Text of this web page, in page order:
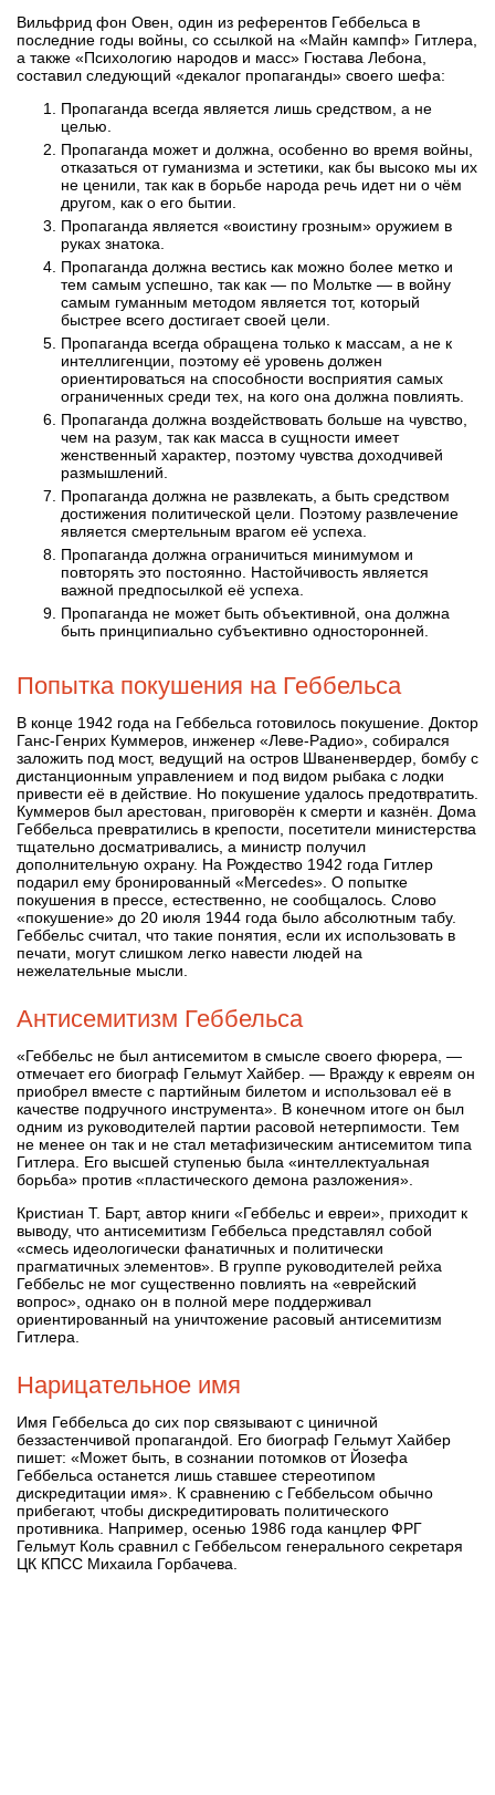
Вильфрид фон Овен, один из референтов Геббельса в
последние годы войны, со ссылкой на «Майн кампф» Гитлера,
а также «Психологию народов и масс» Гюстава Лебона,
составил следующий «декалог пропаганды» своего шефа:
Пропаганда всегда является лишь средством, а не
целью.
Пропаганда может и должна, особенно во время войны,
отказаться от гуманизма и эстетики, как бы высоко мы их
не ценили, так как в борьбе народа речь идет ни о чём
другом, как о его бытии.
Пропаганда является «воистину грозным» оружием в
руках знатока.
Пропаганда должна вестись как можно более метко и
тем самым успешно, так как — по Мольтке — в войну
самым гуманным методом является тот, который
быстрее всего достигает своей цели.
Пропаганда всегда обращена только к массам, а не к
интеллигенции, поэтому её уровень должен
ориентироваться на способности восприятия самых
ограниченных среди тех, на кого она должна повлиять.
Пропаганда должна воздействовать больше на чувство,
чем на разум, так как масса в сущности имеет
женственный характер, поэтому чувства доходчивей
размышлений.
Пропаганда должна не развлекать, а быть средством
достижения политической цели. Поэтому развлечение
является смертельным врагом её успеха.
Пропаганда должна ограничиться минимумом и
повторять это постоянно. Настойчивость является
важнoй предпосылкой её успеха.
Пропаганда не может быть объективной, она должна
быть принципиально субъективно односторонней.
Попытка покушения на Геббельса
В конце 1942 года на Геббельса готовилось покушение. Доктор
Ганс-Генрих Куммеров, инженер «Леве-Радио», собирался
заложить под мост, ведущий на остров Шваненвердер, бомбу с
дистанционным управлением и под видом рыбака с лодки
привести её в действие. Но покушение удалось предотвратить.
Куммеров был арестован, приговорён к смерти и казнён. Дома
Геббельса превратились в крепости, посетители министерства
тщательно досматривались, а министр получил
дополнительную охрану. На Рождество 1942 года Гитлер
подарил ему бронированный «Mercedes». О попытке
покушения в прессе, естественно, не сообщалось. Слово
«покушение» до 20 июля 1944 года было абсолютным табу.
Геббельс считал, что такие понятия, если их использовать в
печати, могут слишком легко навести людей на
нежелательные мысли.
Антисемитизм Геббельса
«Геббельс не был антисемитом в смысле своего фюрера, —
отмечает его биограф Гельмут Хайбер. — Вражду к евреям он
приобрел вместе с партийным билетом и использовал её в
качестве подручного инструмента». В конечном итоге он был
одним из руководителей партии расовой нетерпимости. Тем
не менее он так и не стал метафизическим антисемитом типа
Гитлера. Его высшей ступенью была «интеллектуальная
борьба» против «пластического демона разложения».
Кристиан Т. Барт, автор книги «Геббельс и евреи», приходит к
выводу, что антисемитизм Геббельса представлял собой
«смесь идеологически фанатичных и политически
прагматичных элементов». В группе руководителей рейха
Геббельс не мог существенно повлиять на «еврейский
вопрос», однако он в полной мере поддерживал
ориентированный на уничтожение расовый антисемитизм
Гитлера.
Нарицательное имя
Имя Геббельса до сих пор связывают с циничной
беззастенчивой пропагандой. Его биограф Гельмут Хайбер
пишет: «Может быть, в сознании потомков от Йозефа
Геббельса останется лишь ставшее стереотипом
дискредитации имя». К сравнению с Геббельсом обычно
прибегают, чтобы дискредитировать политического
противника. Например, осенью 1986 года канцлер ФРГ
Гельмут Коль сравнил с Геббельсом генерального секретаря
ЦК КПСС Михаила Горбачева.